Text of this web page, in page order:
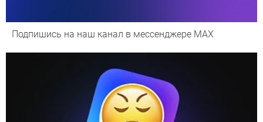
Подпишись на наш канал в мессенджере МАХ